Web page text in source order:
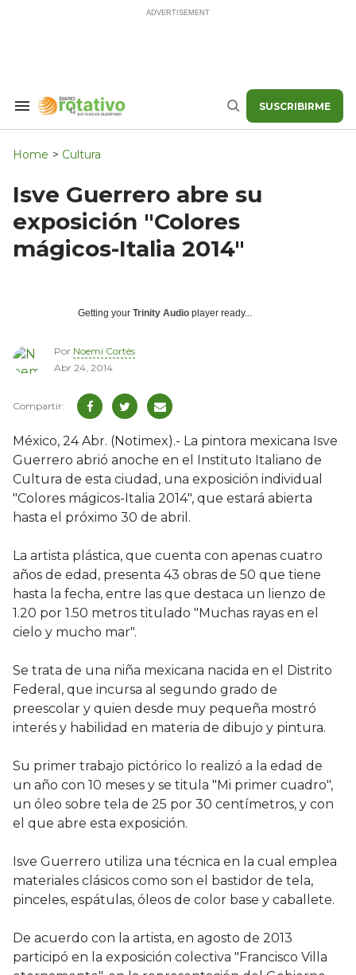
Search
Navigation
Buscar SUSCRIBIRME
Home > Cultura
Isve Guerrero abre su
exposición "Colores
mágicos-Italia 2014"
Getting your Trinity Audio player ready...
Por Noemi Cortés
Abr 24, 2014
México, 24 Abr. (Notimex).- La pintora mexicana Isve
Guerrero abrió anoche en el Instituto Italiano de
Cultura de esta ciudad, una exposición individual
"Colores mágicos-Italia 2014", que estará abierta
hasta el próximo 30 de abril.
La artista plástica, que cuenta con apenas cuatro
años de edad, presenta 43 obras de 50 que tiene
hasta la fecha, entre las que destaca un lienzo de
1.20 por 1.50 metros titulado "Muchas rayas en el
cielo y mucho mar".
Se trata de una niña mexicana nacida en el Distrito
Federal, que incursa al segundo grado de
preescolar y quien desde muy pequeña mostró
interés y habilidad en materia de dibujo y pintura.
Su primer trabajo pictórico lo realizó a la edad de
un año con 10 meses y se titula "Mi primer cuadro",
un óleo sobre tela de 25 por 30 centímetros, y con
el que abre esta exposición.
Isve Guerrero utiliza una técnica en la cual emplea
materiales clásicos como son el bastidor de tela,
pinceles, espátulas, óleos de color base y caballete.
De acuerdo con la artista, en agosto de 2013
participó en la exposición colectiva "Francisco Villa